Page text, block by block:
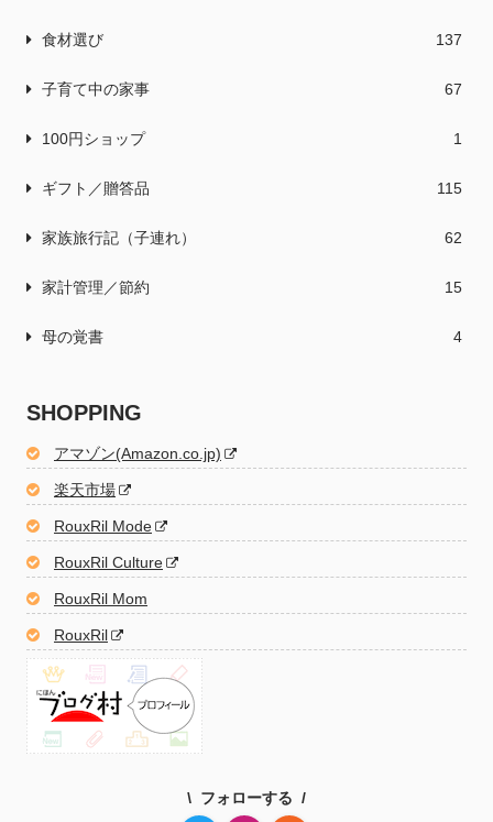
食材選び 137
子育て中の家事 67
100円ショップ 1
ギフト／贈答品 115
家族旅行記（子連れ） 62
家計管理／節約 15
母の覚書 4
SHOPPING
アマゾン(Amazon.co.jp)
楽天市場
RouxRil Mode
RouxRil Culture
RouxRil Mom
RouxRil
フォローする